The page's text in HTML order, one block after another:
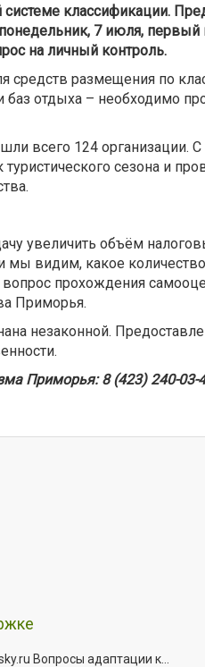
классификации.
7 июля, первый
на личный контроль.
средств размещения по
отдыха – необходимо
всего 124 организации. С
сезона и
увеличить объём
мы видим, какое
прохождения
Приморья.
незаконной.
Приморья: 8 (423) 240-03-
Вопросы адаптации к...